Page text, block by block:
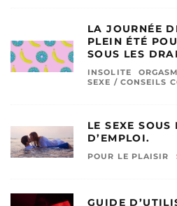
LA JOURNÉE
PLEIN ÉTÉ
SOUS LES
INSOLITE
SEXE / CONSEILS
LE SEXE SOUS
D’EMPLOI.
POUR LE PLAISIR
GUIDE